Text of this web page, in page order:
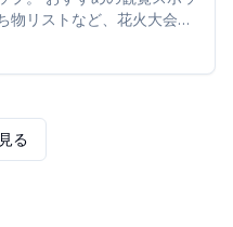
物リストなど、花火大会を
紹介します。
る